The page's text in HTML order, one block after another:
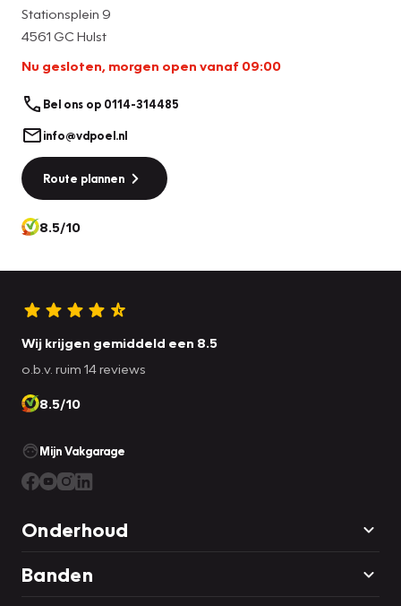
Stationsplein 9
4561 GC Hulst
Nu gesloten, morgen open vanaf 09:00
Bel ons op 0114-314485
info@vdpoel.nl
Route plannen
8.5/10
Wij krijgen gemiddeld een 8.5
o.b.v. ruim 14 reviews
8.5/10
Mijn Vakgarage
Onderhoud
Banden